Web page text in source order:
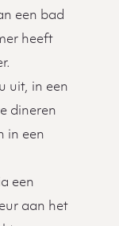
een bad
heeft
uit, in een
dineren
in een
een
aan het